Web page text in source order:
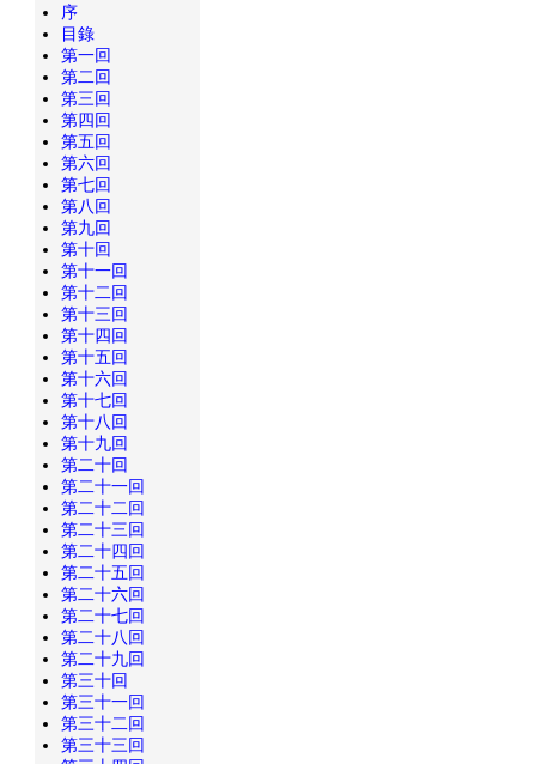
序
目錄
第一回
第二回
第三回
第四回
第五回
第六回
第七回
第八回
第九回
第十回
第十一回
第十二回
第十三回
第十四回
第十五回
第十六回
第十七回
第十八回
第十九回
第二十回
第二十一回
第二十二回
第二十三回
第二十四回
第二十五回
第二十六回
第二十七回
第二十八回
第二十九回
第三十回
第三十一回
第三十二回
第三十三回